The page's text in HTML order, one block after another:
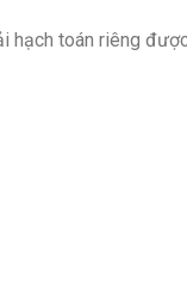
hạch toán riêng